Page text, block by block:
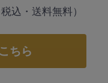
税込・送料無料）
ちら